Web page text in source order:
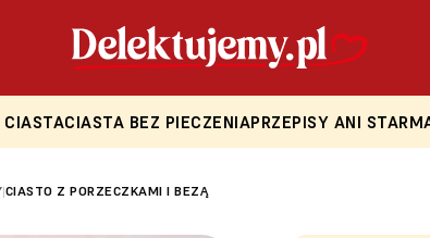
CIASTACIASTA BEZ PIECZENIAPRZEPISY ANI
|CIASTO Z PORZECZKAMI I BEZĄ